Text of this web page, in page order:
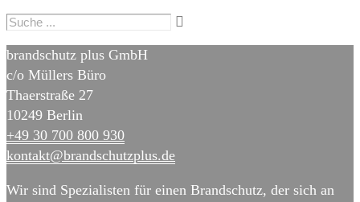
brandschutz plus GmbH
c/o Müllers Büro
Thaerstraße 27
10249 Berlin
+49 30 700 800 930
kontakt@brand­schutz­plus.de
Wir sind Spezialisten für einen Brandschutz, der sich an